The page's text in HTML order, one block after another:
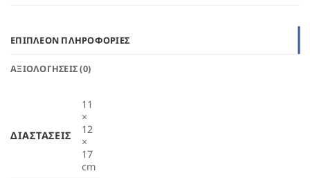
ΕΠΙΠΛΈΟΝ ΠΛΗΡΟΦΟΡΊΕΣ
ΑΞΙΟΛΟΓΉΣΕΙΣ (0)
ΔΙΑΣΤΆΣΕΙΣ
11
×
12
×
17
cm